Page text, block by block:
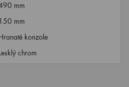
mm
150 mm
konzole
chrom